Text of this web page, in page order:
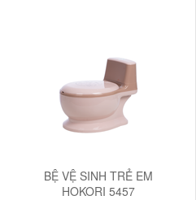
BỆ VỆ SINH TRẺ EM
HOKORI 5457